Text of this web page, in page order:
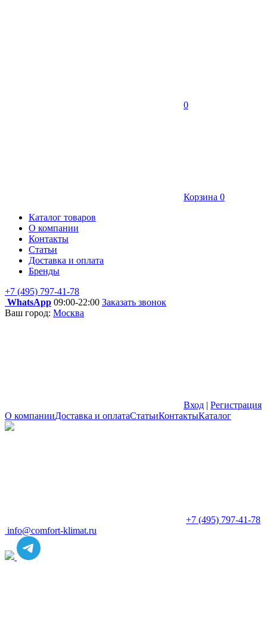
0
Корзина 0
Каталог товаров
О компании
Контакты
Статьи
Доставка и оплата
Бренды
+7 (495) 797-41-78
WhatsApp 09:00-22:00 Заказать звонок
Ваш город: Москва
Вход | Регистрация
О компанииДоставка и оплатаСтатьиКонтактыКаталог
+7 (495) 797-41-78
info@comfort-klimat.ru